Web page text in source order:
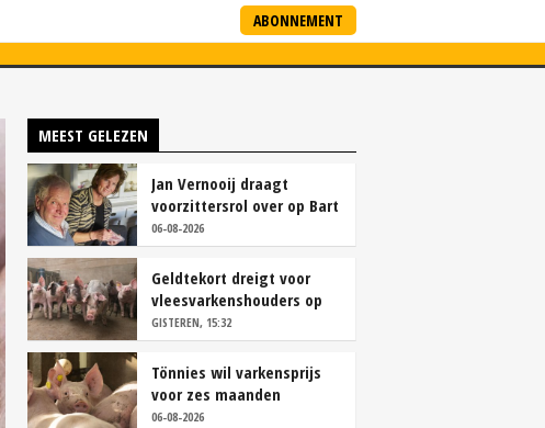
ABONNEMENT
MEEST GELEZEN
Jan Vernooij draagt
voorzittersrol over op Bart
Camps
06-08-2026
Geldtekort dreigt voor
vleesvarkenshouders op
vrije markt
GISTEREN, 15:32
Tönnies wil varkensprijs
voor zes maanden
vastleggen
06-08-2026